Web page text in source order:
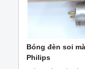
Bóng đèn soi
Philips